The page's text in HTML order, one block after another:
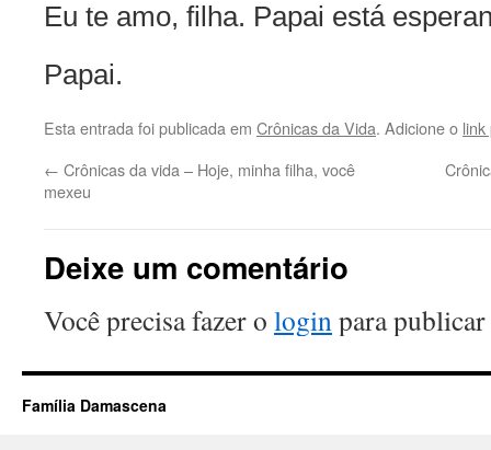
Eu te amo, filha. Papai está
Papai.
Esta entrada foi publicada em Crônicas da Vida. Adicione o
← Crônicas da vida – Hoje, minha filha, você
mexeu
Deixe um comentário
Você precisa fazer o loginpara
Família Damascena